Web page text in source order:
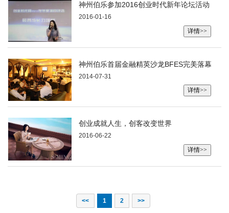
神州伯乐参加2016创业时代新年论坛活动
2016-01-16
详情>>
神州伯乐首届金融精英沙龙BFES完美落幕
2014-07-31
详情>>
创业成就人生，创客改变世界
2016-06-22
详情>>
<< 1 2 >>